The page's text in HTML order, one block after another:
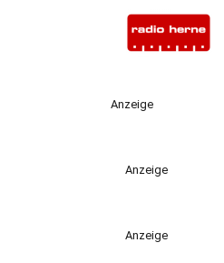
Anzeige
Anzeige
Anzeige